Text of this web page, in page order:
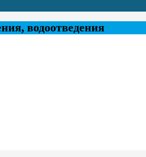
водоотведения